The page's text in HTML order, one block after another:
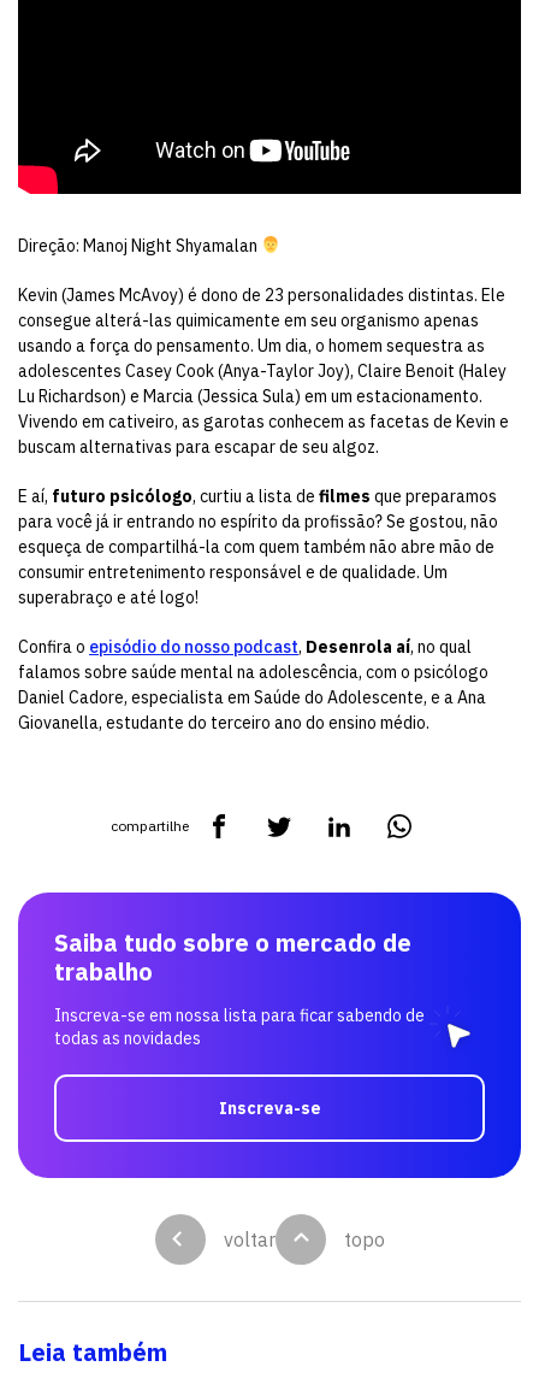
Direção: Manoj Night Shyamalan
Kevin (James McAvoy) é dono de 23 personalidades distintas. Ele
consegue alterá-las quimicamente em seu organismo apenas
usando a força do pensamento. Um dia, o homem sequestra as
adolescentes Casey Cook (Anya-Taylor Joy), Claire Benoit (Haley
Lu Richardson) e Marcia (Jessica Sula) em um estacionamento.
Vivendo em cativeiro, as garotas conhecem as facetas de Kevin e
buscam alternativas para escapar de seu algoz.
E aí, futuro psicólogo, curtiu a lista de filmes que preparamos
para você já ir entrando no espírito da profissão? Se gostou, não
esqueça de compartilhá-la com quem também não abre mão de
consumir entretenimento responsável e de qualidade. Um
superabraço e até logo!
Confira o episódio do nosso podcast, Desenrola aí, no qual
falamos sobre saúde mental na adolescência, com o psicólogo
Daniel Cadore, especialista em Saúde do Adolescente, e a Ana
Giovanella, estudante do terceiro ano do ensino médio.
compartilhe
Saiba tudo sobre o mercado de
trabalho
Inscreva-se em nossa lista para ficar sabendo de
todas as novidades
Inscreva-se
voltar topo
Leia também